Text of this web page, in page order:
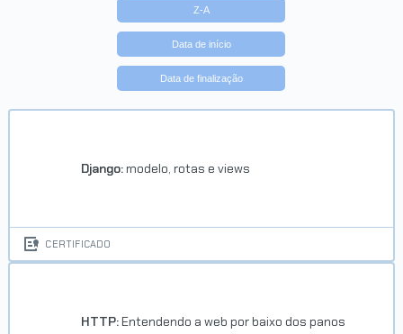
Z-A
Data de início
Data de finalização
Django: modelo, rotas e views
CERTIFICADO
HTTP: Entendendo a web por baixo dos panos